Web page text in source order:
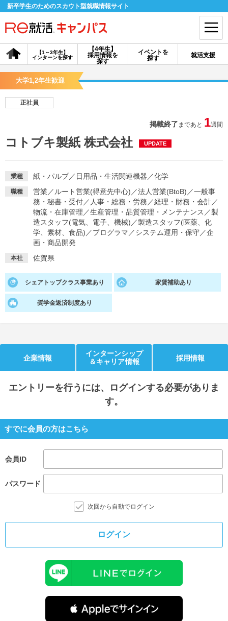
新卒学生のためのスカウト型就職情報サイト
【4年生】
採用情報を
探す
【1～3年生】
インターンを探す
イベントを
探す
就活支援
会員登録 ログイン
探す
【4年生】
【4年生】
イベントを探す スカウト お知らせ
就活ノウハウ・サポート
就活支援
就活ノウハウが満載！
適職診断
あなたに合う仕事を診断！
就活チャンネル
大学1,2年生歓迎
正社員
掲載終了 まであと 1週間
コトブキ製紙 株式会社 UPDATE
業種 紙・パルプ／ 日用品・生活関連機器 ／化学
職種 営業／ ルート営業(得意先中心) ／法人営業(BtoB) ／一般事
務・秘書・受付／ 人事・総務・労務 ／経理・財務・会計／
物流・在庫管理 ／生産管理・品質管理・メンテナンス ／製
造スタッフ(電気、電子、機械) ／製造スタッフ(医薬、化
学、素材、食品) ／プログラマ ／システム運用・保守／企
画・商品開発
本社 佐賀県
シェアトップクラス事業あり 家賃補助あり
奨学金返済制度あり
企業情報
インターンシップ
＆キャリア情報
採用情報
エントリーを行うには、ログインする必要がありま
す。
すでに会員の方はこちら
会員ID
パスワード
次回から自動でログイン
ログイン